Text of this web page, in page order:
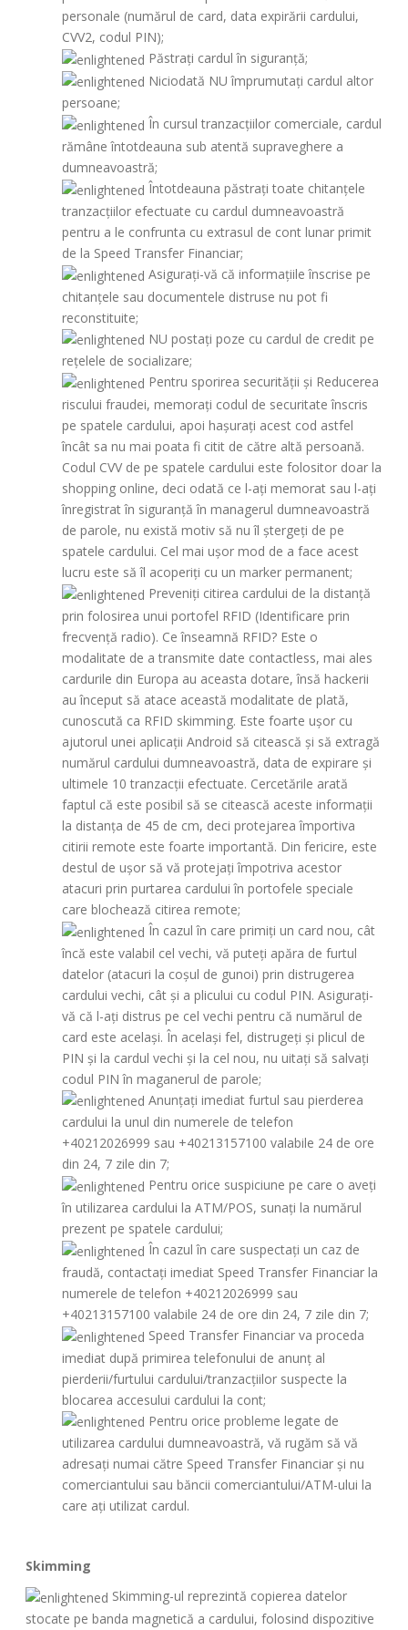
personale (numărul de card, data expirării cardului,
CVV2, codul PIN);
Păstrați cardul în siguranţă;
Niciodată NU împrumutați cardul altor
persoane;
În cursul tranzacţiilor comerciale, cardul
rămâne întotdeauna sub atentă supraveghere a
dumneavoastră;
Întotdeauna păstrați toate chitanţele
tranzacţiilor efectuate cu cardul dumneavoastră
pentru a le confrunta cu extrasul de cont lunar primit
de la Speed Transfer Financiar;
Asigurați-vă că informaţiile înscrise pe
chitanţele sau documentele distruse nu pot fi
reconstituite;
NU postați poze cu cardul de credit pe
rețelele de socializare;
Pentru sporirea securității și Reducerea
riscului fraudei, memorați codul de securitate înscris
pe spatele cardului, apoi hașurați acest cod astfel
încât sa nu mai poata fi citit de către altă persoană.
Codul CVV de pe spatele cardului este folositor doar la
shopping online, deci odată ce l-ați memorat sau l-ați
înregistrat în siguranță în managerul dumneavoastră
de parole, nu există motiv să nu îl ștergeți de pe
spatele cardului. Cel mai ușor mod de a face acest
lucru este să îl acoperiți cu un marker permanent;
Preveniți citirea cardului de la distanță
prin folosirea unui portofel RFID (Identificare prin
frecvență radio). Ce înseamnă RFID? Este o
modalitate de a transmite date contactless, mai ales
cardurile din Europa au aceasta dotare, însă hackerii
au început să atace această modalitate de plată,
cunoscută ca RFID skimming. Este foarte ușor cu
ajutorul unei aplicații Android să citească și să extragă
numărul cardului dumneavoastră, data de expirare și
ultimele 10 tranzacții efectuate. Cercetările arată
faptul că este posibil să se citească aceste informații
la distanța de 45 de cm, deci protejarea împortiva
citirii remote este foarte importantă. Din fericire, este
destul de ușor să vă protejați împotriva acestor
atacuri prin purtarea cardului în portofele speciale
care blochează citirea remote;
În cazul în care primiți un card nou, cât
încă este valabil cel vechi, vă puteți apăra de furtul
datelor (atacuri la coșul de gunoi) prin distrugerea
cardului vechi, cât și a plicului cu codul PIN. Asigurați-
vă că l-ați distrus pe cel vechi pentru că numărul de
card este același. În același fel, distrugeți și plicul de
PIN și la cardul vechi și la cel nou, nu uitați să salvați
codul PIN în maganerul de parole;
Anunţați imediat furtul sau pierderea
cardului la unul din numerele de telefon
+40212026999 sau +40213157100 valabile 24 de ore
din 24, 7 zile din 7;
Pentru orice suspiciune pe care o aveți
în utilizarea cardului la ATM/POS, sunați la numărul
prezent pe spatele cardului;
În cazul în care suspectați un caz de
fraudă, contactați imediat Speed Transfer Financiar la
numerele de telefon +40212026999 sau
+40213157100 valabile 24 de ore din 24, 7 zile din 7;
Speed Transfer Financiar va proceda
imediat după primirea telefonului de anunţ al
pierderii/furtului cardului/tranzacţiilor suspecte la
blocarea accesului cardului la cont;
Pentru orice probleme legate de
utilizarea cardului dumneavoastră, vă rugăm să vă
adresați numai către Speed Transfer Financiar şi nu
comerciantului sau băncii comerciantului/ATM-ului la
care ați utilizat cardul.
Skimming
Skimming-ul reprezintă copierea datelor
stocate pe banda magnetică a cardului, folosind dispozitive